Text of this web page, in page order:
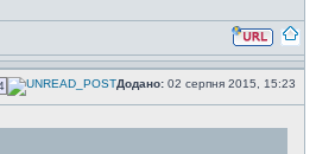
Додано: 02 серпня 2015, 15:23